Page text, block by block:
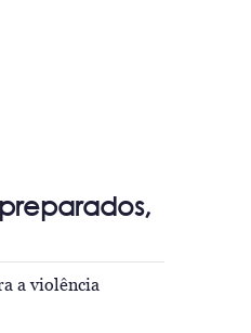
a violência